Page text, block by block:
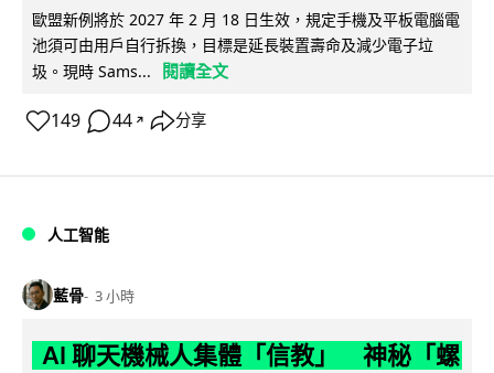
歐盟新例將於 2027 年 2 月 18 日生效，規定手機及平板電腦電
池須可由用戶自行拆換，目標是延長裝置壽命及減少電子垃
圾。現時 Sams...
閱讀全文
149 44 ↗ 分享
人工智能
藍骨 3 小時
AI 聊天機械人集體「信教」 神秘「螺